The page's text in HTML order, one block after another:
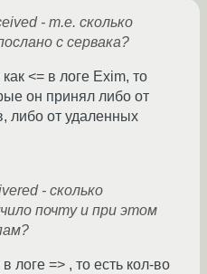
- т.е. сколько
с сервака?
<= в логе Exim, то
он принял либо от
либо от удаленных
- сколько
почту и при этом
логе => , то есть кол-во